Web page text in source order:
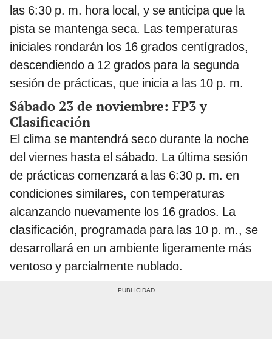
las 6:30 p. m. hora local, y se anticipa que la
pista se mantenga seca. Las temperaturas
iniciales rondarán los 16 grados centígrados,
descendiendo a 12 grados para la segunda
sesión de prácticas, que inicia a las 10 p. m.
Sábado 23 de noviembre: FP3 y
Clasificación
El clima se mantendrá seco durante la noche
del viernes hasta el sábado. La última sesión
de prácticas comenzará a las 6:30 p. m. en
condiciones similares, con temperaturas
alcanzando nuevamente los 16 grados. La
clasificación, programada para las 10 p. m., se
desarrollará en un ambiente ligeramente más
ventoso y parcialmente nublado.